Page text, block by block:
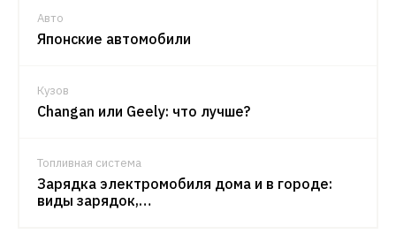
Авто
Японские автомобили
Кузов
Changan или Geely: что лучше?
Топливная система
Зарядка электромобиля дома и в городе:
виды зарядок,…